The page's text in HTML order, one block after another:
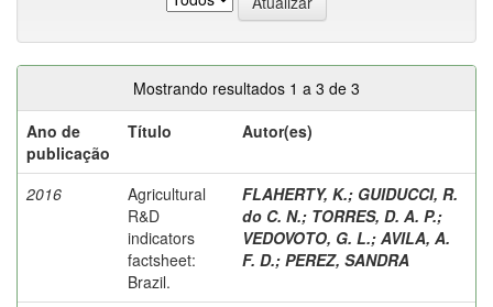
Mostrando resultados 1 a 3 de 3
Ano de
publicação
Título Autor(es)
2016
Agricultural
R&D
indicators
factsheet:
Brazil.
FLAHERTY, K.; GUIDUCCI, R.
do C. N.; TORRES, D. A. P.;
VEDOVOTO, G. L.; AVILA, A.
F. D.; PEREZ, SANDRA